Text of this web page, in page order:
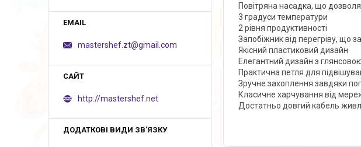
Повітряна насадка, що
3 градуси температури
2 рівня продуктивності
Запобіжник від перегріву, що
Якісний пластиковий дизайн
Елегантний дизайн з
Практична петля для
Зручне захоплення завдяки
Класичне харчування від
Достатньо довгий кабель
mastershef.zt@gmail.com
http://mastershef.net